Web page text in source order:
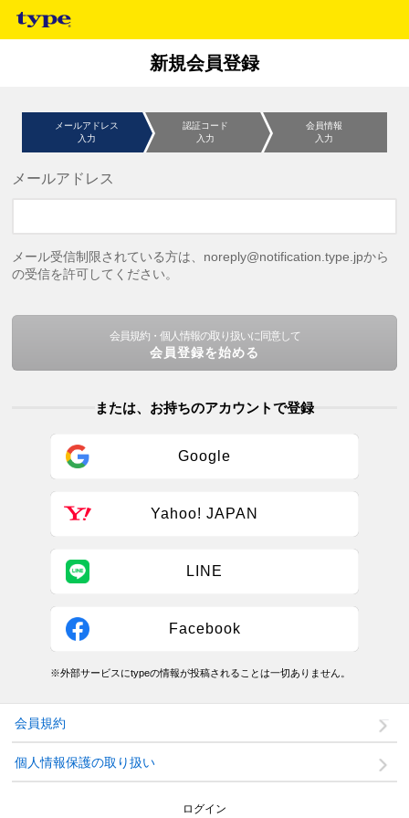
新規会員登録
メールアドレス
入力
認証コード
入力
会員情報
入力
メールアドレス
メール受信制限されている方は、noreply@notification.type.jpから
の受信を許可してください。
会員規約・個人情報の取り扱いに同意して
会員登録を始める
または、お持ちのアカウントで登録
Google
Yahoo! JAPAN
LINE
Facebook
※外部サービスにtypeの情報が投稿されることは一切ありません。
会員規約
個人情報保護の取り扱い
ログイン